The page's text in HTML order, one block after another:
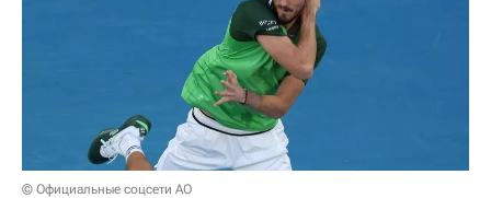
© Официальные соцсети АО